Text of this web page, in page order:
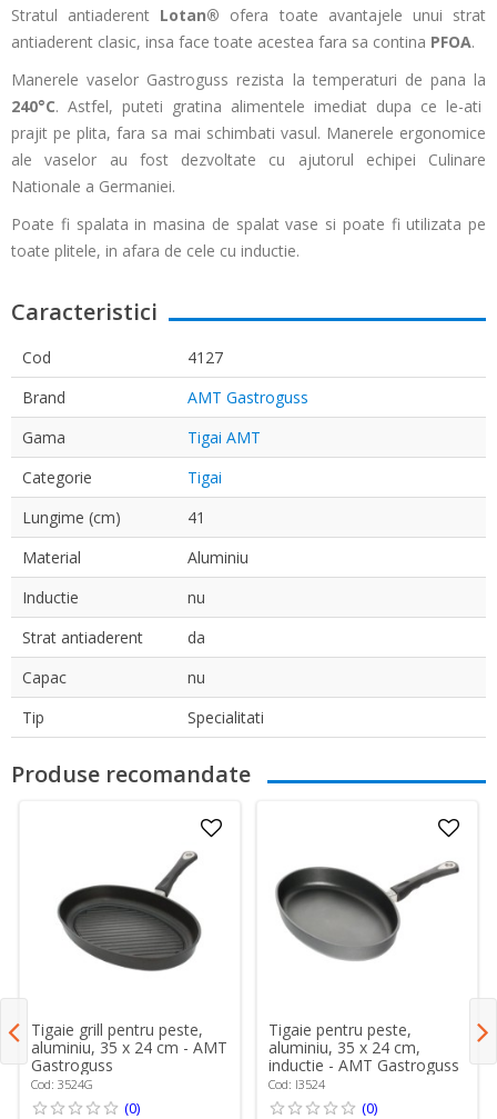
Stratul antiaderent Lotan® ofera toate avantajele unui strat
antiaderent clasic, insa face toate acestea fara sa contina PFOA.
Manerele vaselor Gastroguss rezista la temperaturi de pana la
240°C. Astfel, puteti gratina alimentele imediat dupa ce le-ati
prajit pe plita, fara sa mai schimbati vasul. Manerele ergonomice
ale vaselor au fost dezvoltate cu ajutorul echipei Culinare
Nationale a Germaniei.
Poate fi spalata in masina de spalat vase si poate fi utilizata pe
toate plitele, in afara de cele cu inductie.
Caracteristici
Cod
4127
Brand
AMT Gastroguss
Gama
Tigai AMT
Categorie
Tigai
Lungime (cm)
41
Material
Aluminiu
Inductie
nu
Strat antiaderent
da
Capac
nu
Tip
Specialitati
Produse recomandate
Tigaie grill pentru peste,
aluminiu, 35 x 24 cm - AMT
Gastroguss
Cod: 3524G
(0)
Tigaie pentru peste,
aluminiu, 35 x 24 cm,
inductie - AMT Gastroguss
Cod: I3524
(0)